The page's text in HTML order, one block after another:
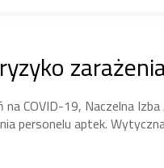
COVID-19, Naczelna
personelu aptek.